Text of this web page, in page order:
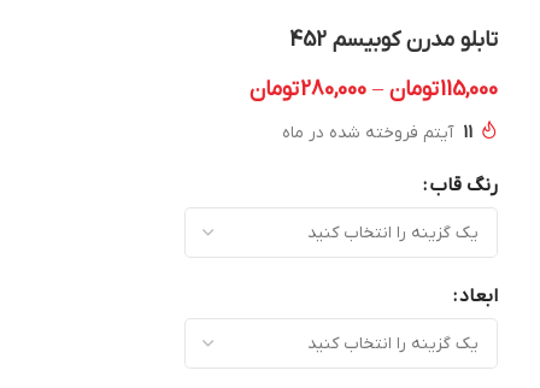
تابلو مدرن کوبیسم 452
115,000تومان –
280,000تومان
11 آیتم فروخته شده در ماه
رنگ قاب
ابعاد